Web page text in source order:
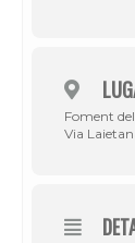
Foment
Via